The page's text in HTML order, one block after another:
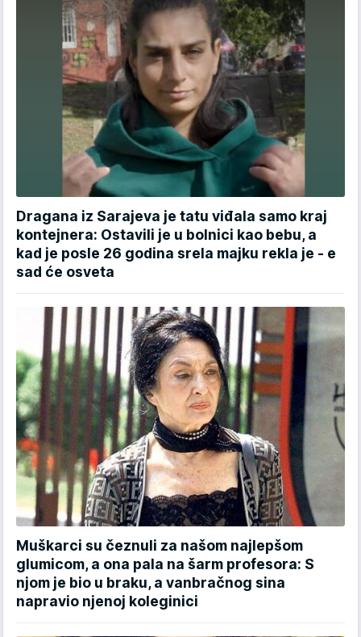
Dragana iz Sarajeva je tatu viđala samo kraj
kontejnera: Ostavili je u bolnici kao bebu, a
kad je posle 26 godina srela majku rekla je - e
sad će osveta
Muškarci su čeznuli za našom najlepšom
glumicom, a ona pala na šarm profesora: S
njom je bio u braku, a vanbračnog sina
napravio njenoj koleginici